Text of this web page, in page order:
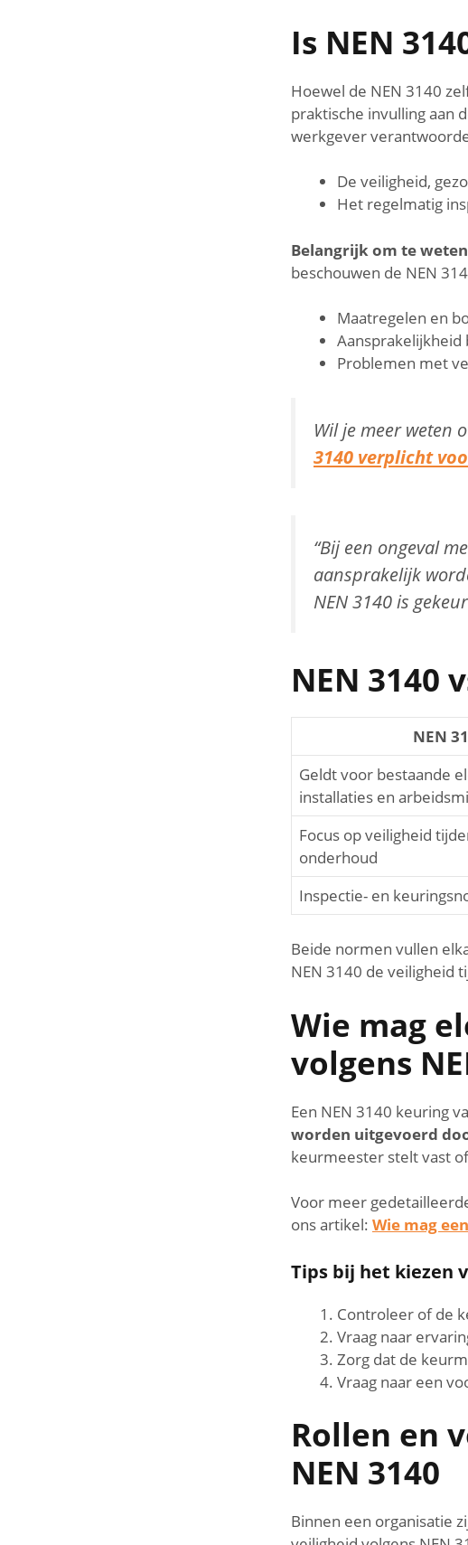
Is NEN
Hoewel de NEN 3140
praktische invulling aan
werkgever
De veiligheid,
Het regelmatig
Belangrijk om te
beschouwen de NEN
Maatregelen en
Aansprakelijkheid
Problemen met
Wil je meer weten
3140 verplicht
“Bij een ongeval
aansprakelijk
NEN 3140 is
NEN 3140
NEN
Geldt voor bestaande
installaties en
Focus op veiligheid
onderhoud
Inspectie- en
Beide normen vullen
NEN 3140 de veiligheid
Wie mag
volgens
Een NEN 3140 keuring
worden uitgevoerd
keurmeester stelt vast
Voor meer
ons artikel: Wie mag
Tips bij het kiezen
Controleer of de
Vraag naar
Zorg dat de
Vraag naar een
Rollen en
NEN 3140
Binnen een organisatie